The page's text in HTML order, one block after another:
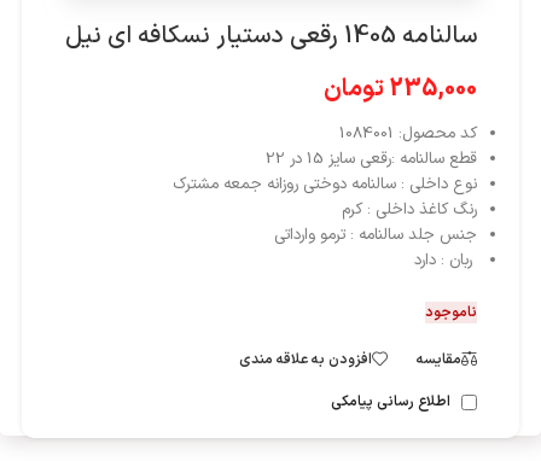
سالنامه 1405 رقعی دستیار نسکافه ای نیل
235,000تومان
کد محصول: 1084001
قطع سالنامه :رقعی سایز 15 در 22
نوع داخلی : سالنامه دوختی روزانه جمعه مشترک
رنگ کاغذ داخلی : کرم
جنس جلد سالنامه : ترمو وارداتی
ربان : دارد
ناموجود
مقایسه
افزودن به علاقه مندی
اطلاع رسانی پیامکی